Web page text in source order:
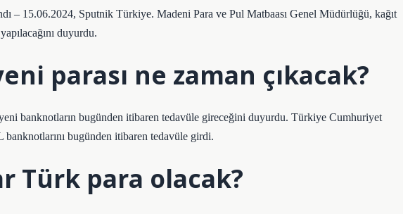
– 15.06.2024, Sputnik Türkiye. Madeni Para ve Pul Matbaası Genel Müdürlüğü, kağıt
duyurdu.
parası ne zaman çıkacak?
banknotların bugünden itibaren tedavüle gireceğini duyurdu. Türkiye Cumhuriyet
bugünden itibaren tedavüle girdi.
Türk para olacak?